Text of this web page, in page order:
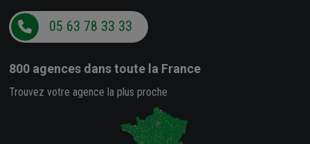
05 63 78 33 33
800 agences dans toute la France
Trouvez votre agence la plus proche